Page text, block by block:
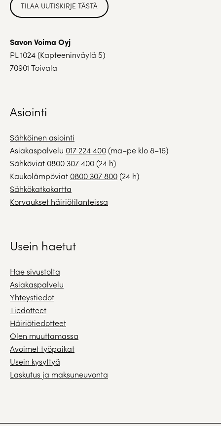
TILAA UUTISKIRJE TÄSTÄ
Savon Voima Oyj
PL 1024 (Kapteeninväylä 5)
70901 Toivala
Asiointi
Sähköinen asiointi
Asiakaspalvelu 017 224 400(ma–pe klo 8–16)
Sähköviat 0800 307 400(24 h)
Kaukolämpöviat 0800 307 800(24 h)
Sähkökatkokartta
Korvaukset häiriötilanteissa
Usein haetut
Hae sivustolta
Asiakaspalvelu
Yhteystiedot
Tiedotteet
Häiriötiedotteet
Olen muuttamassa
Avoimet työpaikat
Usein kysyttyä
Laskutus ja maksuneuvonta